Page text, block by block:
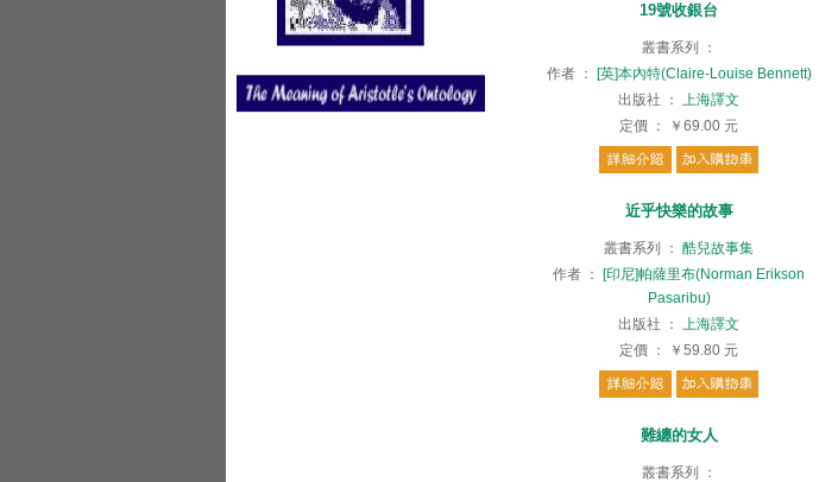
19號收銀台
叢書系列
：
作者
：
[英]本內特(Claire-Louise Bennett)
出版社
： 上海譯文
定價 ： ￥69.00 元
近乎快樂的故事
叢書系列 ： 酷兒故事集
作者 ：
[印尼]帕薩里布(Norman Erikson
Pasaribu)
出版社
： 上海譯文
定價 ： ￥59.80 元
難纏的女人
叢書系列
：